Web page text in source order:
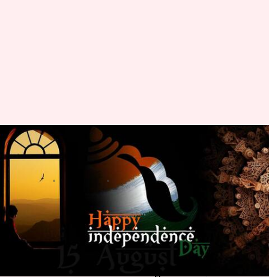
स्वतंत्रता दिवस: जानिए 15 अगस्त की
आजादी से जुड़े कुछ महत्वपूर्ण तथ्य
लेखन अंजली 10:50 am
क्या है खबर?
इस साल 15 अगस्त को देश में 74वां स्वतंत्रता दिवस
मनाया जा रहा है। इस बार ये दिन और भी ज्यादा खास